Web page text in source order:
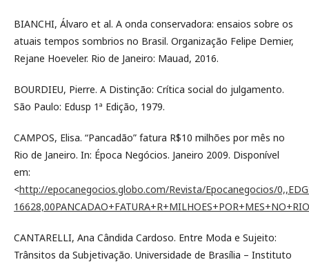
BIANCHI, Álvaro et al. A onda conservadora: ensaios sobre os
atuais tempos sombrios no Brasil. Organização Felipe Demier,
Rejane Hoeveler. Rio de Janeiro: Mauad, 2016.
BOURDIEU, Pierre. A Distinção: Crítica social do julgamento.
São Paulo: Edusp 1ª Edição, 1979.
CAMPOS, Elisa. “Pancadão” fatura R$10 milhões por mês no
Rio de Janeiro. In: Época Negócios. Janeiro 2009. Disponível
em:
<http://epocanegocios.globo.com/Revista/Epocanegocios/
CANTARELLI, Ana Cândida Cardoso. Entre Moda e Sujeito:
Trânsitos da Subjetivação. Universidade de Brasília – Instituto